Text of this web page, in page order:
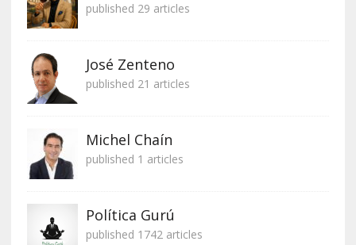
published 29 articles
José Zenteno
published 21 articles
Michel Chaín
published 1 articles
Política Gurú
published 1742 articles